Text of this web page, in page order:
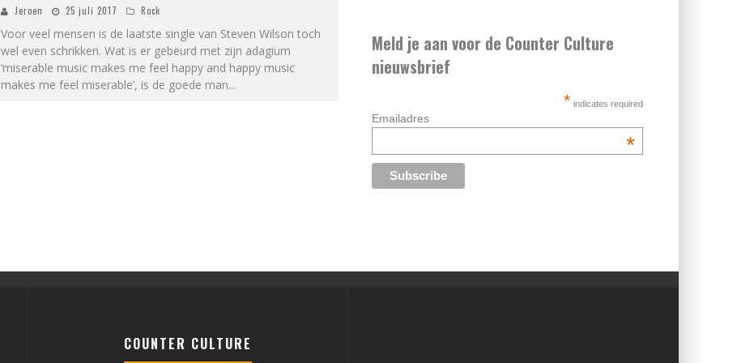
Jeroen 25 juli 2017 Rock
Voor veel mensen is de laatste single van Steven Wilson toch
wel even schrikken. Wat is er gebeurd met zijn adagium
‘miserable music makes me feel happy and happy music
makes me feel miserable’, is de goede man...
Meld je aan voor de Counter Culture
nieuwsbrief
* indicates required
Emailadres
*
COUNTER CULTURE